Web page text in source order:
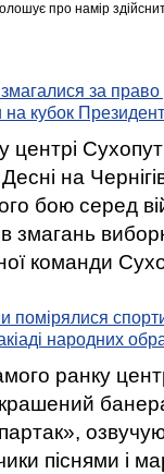
про намір
за право
кубок
на
бою серед
змагань
команди
помірялися
народних
ранку
піснями і